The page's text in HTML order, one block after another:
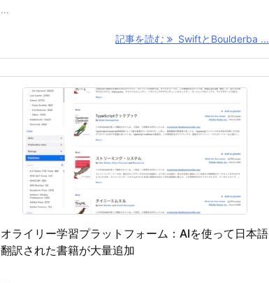
...
記事を読む SwiftとBoulderba ...
オライリー学習プラットフォーム：AIを使って日本語
翻訳された書籍が大量追加